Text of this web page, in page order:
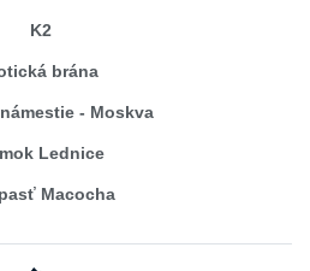
K2
brána
- Moskva
Lednice
Macocha